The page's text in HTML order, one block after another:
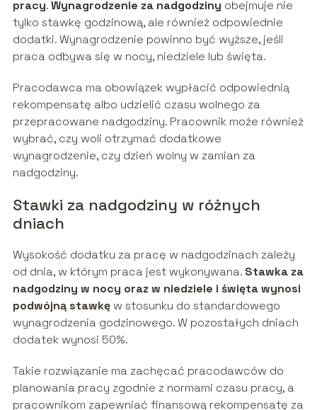
pracy.Wynagrodzenie za nadgodziny obejmuje nie
tylko stawkę godzinową, ale również odpowiednie
dodatki. Wynagrodzenie powinno być wyższe, jeśli
praca odbywa się w nocy, niedziele lub święta.
Pracodawca ma obowiązek wypłacić odpowiednią
rekompensatę albo udzielić czasu wolnego za
przepracowane nadgodziny. Pracownik może również
wybrać, czy woli otrzymać dodatkowe
wynagrodzenie, czy dzień wolny w zamian za
nadgodziny.
Stawki za nadgodziny w różnych
dniach
Wysokość dodatku za pracę w nadgodzinach zależy
od dnia, w którym praca jest wykonywana. Stawka za
nadgodziny w nocy oraz w niedziele i święta wynosi
podwójną stawkęw stosunku do standardowego
wynagrodzenia godzinowego. W pozostałych dniach
dodatek wynosi 50%.
Takie rozwiązanie ma zachęcać pracodawców do
planowania pracy zgodnie z normami czasu pracy, a
pracownikom zapewniać finansową rekompensatę za